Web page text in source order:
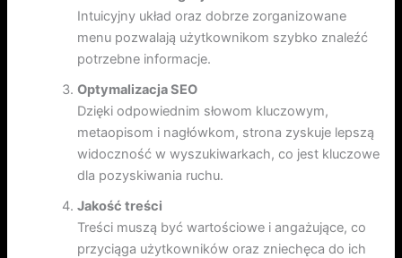
Intuicyjny układ oraz dobrze zorganizowane
menu pozwalają użytkownikom szybko znaleźć
potrzebne informacje.
Optymalizacja SEO
Dzięki odpowiednim słowom kluczowym,
metaopisom i nagłówkom, strona zyskuje lepszą
widoczność w wyszukiwarkach, co jest kluczowe
dla pozyskiwania ruchu.
Jakość treści
Treści muszą być wartościowe i angażujące, co
przyciąga użytkowników oraz zniechęca do ich